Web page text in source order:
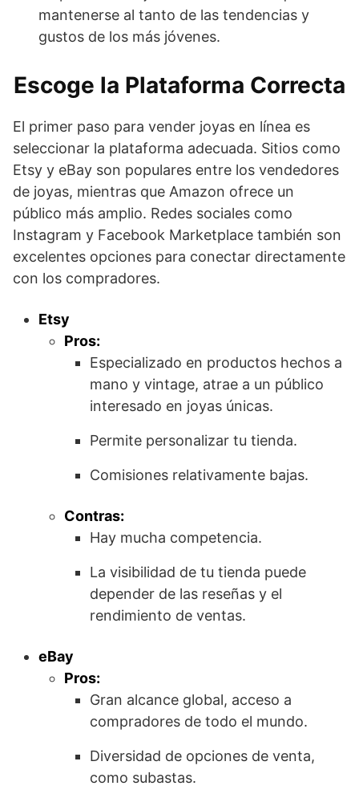
mantenerse al tanto de las tendencias y
gustos de los más jóvenes.
Escoge la Plataforma Correcta
El primer paso para vender joyas en línea es
seleccionar la plataforma adecuada. Sitios como
Etsy y eBay son populares entre los vendedores
de joyas, mientras que Amazon ofrece un
público más amplio. Redes sociales como
Instagram y Facebook Marketplace también son
excelentes opciones para conectar directamente
con los compradores.
Etsy
Pros:
Especializado en productos hechos a
mano y vintage, atrae a un público
interesado en joyas únicas.
Permite personalizar tu tienda.
Comisiones relativamente bajas.
Contras:
Hay mucha competencia.
La visibilidad de tu tienda puede
depender de las reseñas y el
rendimiento de ventas.
eBay
Pros:
Gran alcance global, acceso a
compradores de todo el mundo.
Diversidad de opciones de venta,
como subastas.